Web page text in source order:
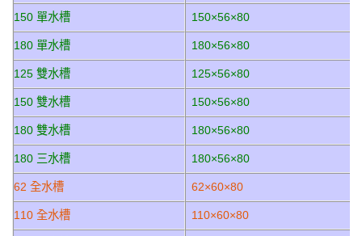
150 單水槽 150×56×80
180 單水槽 180×56×80
125 雙水槽 125×56×80
150 雙水槽 150×56×80
180 雙水槽 180×56×80
180 三水槽 180×56×80
62 全水槽 62×60×80
110 全水槽 110×60×80